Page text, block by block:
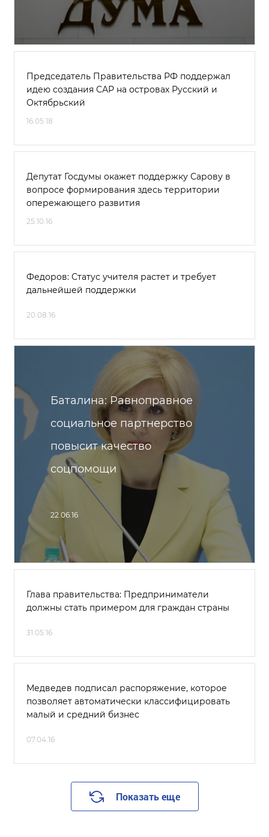
Председатель Правительства РФ поддержал
идею создания САР на островах Русский и
Октябрьский
16.05.18
Депутат Госдумы окажет поддержку Сарову в
вопросе формирования здесь территории
опережающего развития
25.10.16
Федоров: Статус учителя растет и требует
дальнейшей поддержки
20.08.16
Баталина: Равноправное
социальное партнерство
повысит качество
соцпомощи
22.06.16
Глава правительства: Предприниматели
должны стать примером для граждан страны
31.05.16
Медведев подписал распоряжение, которое
позволяет автоматически классифицировать
малый и средний бизнес
07.04.16
Показать еще